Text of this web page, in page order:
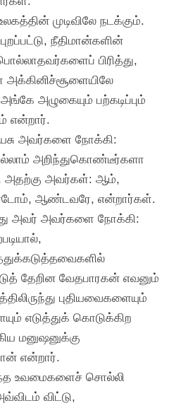
முடிவிலே நடக்கும்.
நீதிமான்களின்
பொல்லாதவர்களைப் பிரித்து,
அழுகையும் பற்கடிப்பும்
என்றார்.
அவர்களை நோக்கி:
அறிந்துகொண்டீர்களா
அதற்கு அவர்கள்: ஆம்,
ஆண்டவரே, என்றார்கள்.
அவர் அவர்களை நோக்கி:
தேறின வேதபாரகன் எவனும்
புதியவைகளையும்
எடுத்துக் கொடுக்கிற
மனுஷனுக்கு
என்றார்.
உவமைகளைச் சொல்லி
விட்டு,